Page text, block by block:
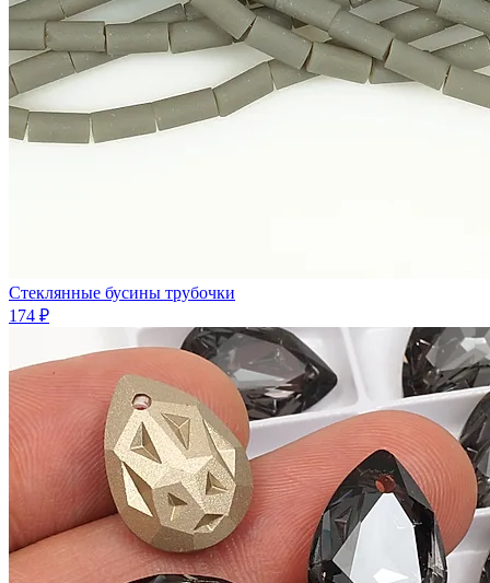
Стеклянные бусины трубочки
174 ₽